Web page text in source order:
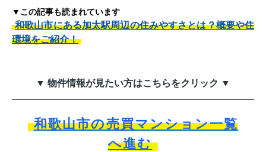
▼この記事も読まれています
和歌山市にある加太駅周辺の住みやすさとは？概要や住
環境をご紹介！
▼ 物件情報が見たい方はこちらをクリック ▼
和歌山市の売買マンション一覧
へ進む